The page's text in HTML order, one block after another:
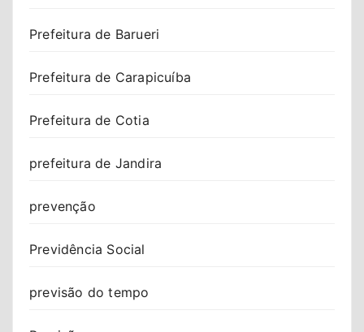
Prefeitura de Barueri
Prefeitura de Carapicuíba
Prefeitura de Cotia
prefeitura de Jandira
prevenção
Previdência Social
previsão do tempo